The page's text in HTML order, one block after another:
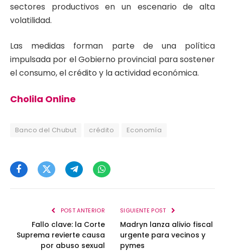
sectores productivos en un escenario de alta
volatilidad.
Las medidas forman parte de una política
impulsada por el Gobierno provincial para sostener
el consumo, el crédito y la actividad económica.
Cholila Online
Banco del Chubut crédito Economía
FacebookTwitterTelegramWhatsApp
POST ANTERIOR
Fallo clave: la Corte
Suprema revierte causa
por abuso sexual
SIGUIENTE POST
Madryn lanza alivio fiscal
urgente para vecinos y
pymes